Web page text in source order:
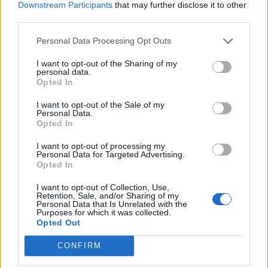
Downstream Participants that may further disclose it to other
Personal Data Processing Opt Outs
I want to opt-out of the Sharing of my
personal data.
Opted In
I want to opt-out of the Sale of my
Personal Data.
Opted In
I want to opt-out of processing my
Personal Data for Targeted Advertising.
Opted In
I want to opt-out of Collection, Use,
Retention, Sale, and/or Sharing of my
Personal Data that Is Unrelated with the
Purposes for which it was collected.
Opted Out
CONFIRM
πρώτο πράγμα που κάνω...» - Δες
αναλυτικά τη συνταγή που
Κανακαρά: Τι σημαίνει ο τίτλος της
νέας σειράς του Mega - Το ιδιαίτερο
έθιμο της Καρπάθου
SHOWBIZ
έχω κάνει κάποια καριέρα»